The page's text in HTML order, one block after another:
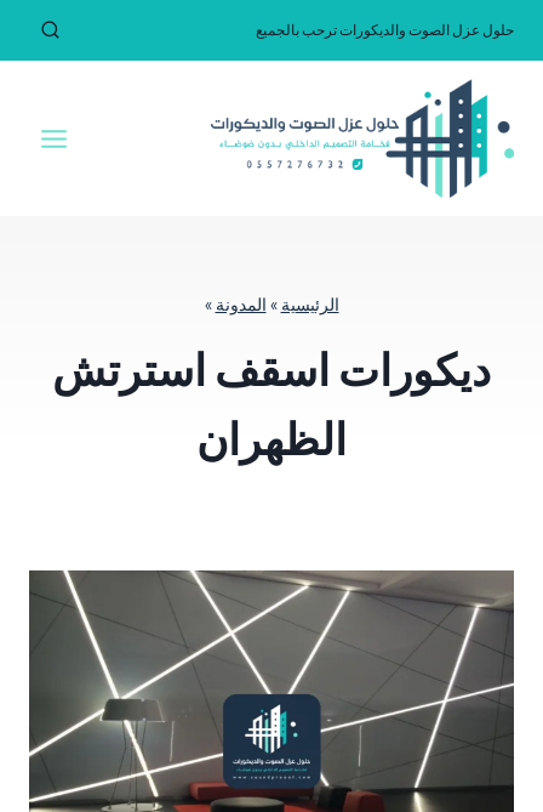
حلول عزل الصوت والديكورات ترحب بالجميع
الرئيسية » المدونة »
ديكورات اسقف استرتش
الظهران